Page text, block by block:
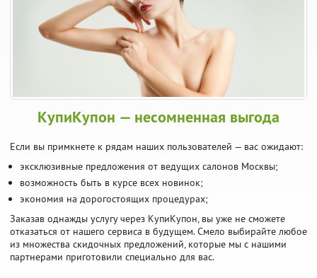
КупиКупон — несомненная выгода
Если вы примкнете к рядам наших пользователей — вас ожидают:
эксклюзивные предложения от ведущих салонов Москвы;
возможность быть в курсе всех новинок;
экономия на дорогостоящих процедурах;
Заказав однажды услугу через КупиКупон, вы уже не сможете
отказаться от нашего сервиса в будущем. Смело выбирайте любое
из множества скидочных предложений, которые мы с нашими
партнерами приготовили специально для вас.